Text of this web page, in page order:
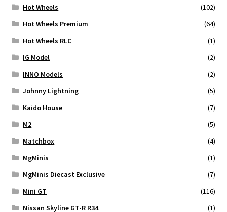
Hot Wheels
(102)
Hot Wheels Premium
(64)
Hot Wheels RLC
(1)
IG Model
(2)
INNO Models
(2)
Johnny Lightning
(5)
Kaido House
(7)
M2
(5)
Matchbox
(4)
MgMinis
(1)
MgMinis Diecast Exclusive
(7)
Mini GT
(116)
Nissan Skyline GT-R R34
(1)